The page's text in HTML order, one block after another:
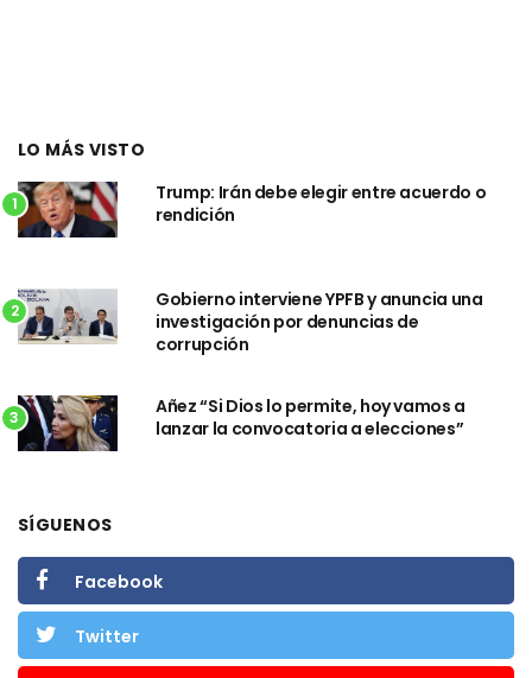
LO MÁS VISTO
1
Trump: Irán debe elegir entre acuerdo o
rendición
2
Gobierno interviene YPFB y anuncia una
investigación por denuncias de
corrupción
3
Añez “Si Dios lo permite, hoy vamos a
lanzar la convocatoria a elecciones”
SÍGUENOS
Facebook
Twitter